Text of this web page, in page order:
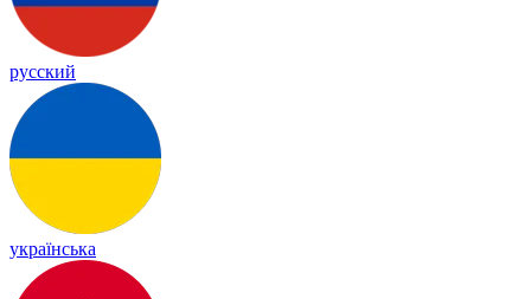
русский
українська